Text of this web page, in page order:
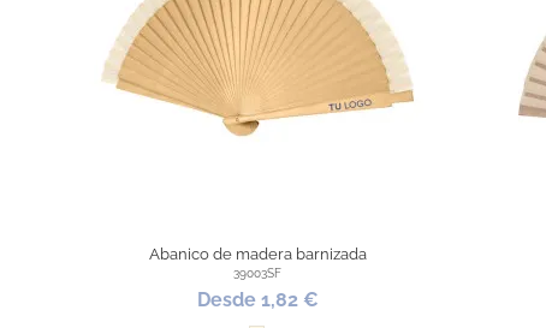
Abanico de madera barnizada
39003SF
Desde 1,82 €